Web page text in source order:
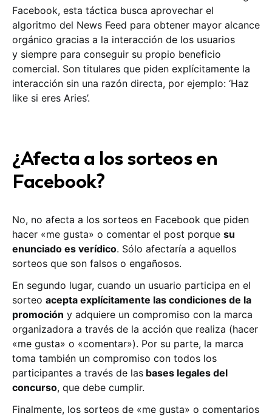
Facebook, esta táctica busca aprovechar el
algoritmo del News Feed para obtener mayor alcance
orgánico gracias a la interacción de los usuarios
y siempre para conseguir su propio beneficio
comercial. Son titulares que piden explícitamente la
interacción sin una razón directa, por ejemplo: ‘Haz
like si eres Aries’.
¿Afecta a los sorteos en
Facebook?
No, no afecta a los sorteos en Facebook que piden
hacer «me gusta» o comentar el post porque su
enunciado es verídico. Sólo afectaría a aquellos
sorteos que son falsos o engañosos.
En segundo lugar, cuando un usuario participa en el
sorteo acepta explícitamente las condiciones de la
promoción y adquiere un compromiso con la marca
organizadora a través de la acción que realiza (hacer
«me gusta» o «comentar»). Por su parte, la marca
toma también un compromiso con todos los
participantes a través de las bases legales del
concurso, que debe cumplir.
Finalmente, los sorteos de «me gusta» o comentarios